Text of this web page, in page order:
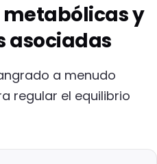
metabólicas y
asociadas
a menudo
regular el equilibrio